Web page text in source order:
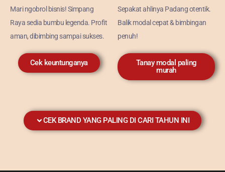
Mari ngobrol bisnis! Simpang
Raya sedia bumbu legenda. Profit
aman, dibimbing sampai sukses.
Cek keuntunganya
Sepakat ahlinya Padang otentik.
Balik modal cepat & bimbingan
penuh!
Tanay modal paling
murah
CEK BRAND YANG PALING DI CARI TAHUN INI